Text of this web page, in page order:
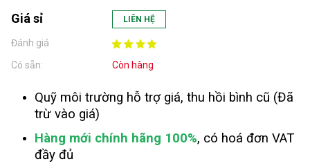
Giá sỉ
LIÊN HỆ
Đánh giá
Có sẵn:
Còn hàng
Quỹ môi trường hỗ trợ giá, thu hồi bình cũ (Đã
trừ vào giá)
Hàng mới chính hãng 100%, có hoá đơn VAT
đầy đủ